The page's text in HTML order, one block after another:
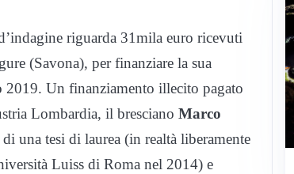
riguarda 31mila euro ricevuti
(Savona), per finanziare la sua
2019. Un finanziamento illecito pagato
Lombardia, il bresciano Marco
una tesi di laurea (in realtà liberamente
Luiss di Roma nel 2014) e